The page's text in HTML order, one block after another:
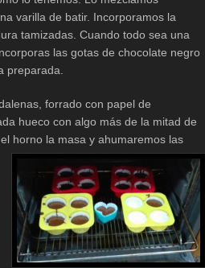
varilla de batir. Incorporamos la
tamizadas. Cuando todo sea una
las gotas de chocolate negro
preparada.
forrado con papel de
hueco con algo más de la mitad de
horno la masa y ahumaremos las